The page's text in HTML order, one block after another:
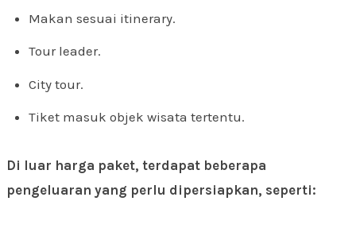
Makan sesuai itinerary.
Tour leader.
City tour.
Tiket masuk objek wisata tertentu.
Di luar harga paket, terdapat beberapa
pengeluaran yang perlu dipersiapkan, seperti: